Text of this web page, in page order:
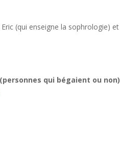
(qui enseigne la sophrologie) et
qui bégaient ou non)